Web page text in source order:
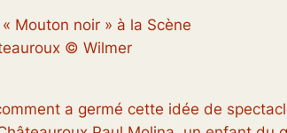
Mouton noir » à la Scène
© Wilmer
a germé cette idée de